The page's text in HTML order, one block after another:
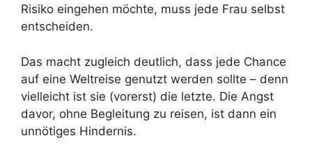
Risiko eingehen möchte, muss jede Frau selbst
entscheiden.
Das macht zugleich deutlich, dass jede Chance
auf eine Weltreise genutzt werden sollte – denn
vielleicht ist sie (vorerst) die letzte. Die Angst
davor, ohne Begleitung zu reisen, ist dann ein
unnötiges Hindernis.